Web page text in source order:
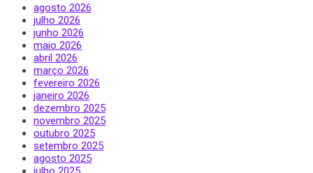
agosto 2026
julho 2026
junho 2026
maio 2026
abril 2026
março 2026
fevereiro 2026
janeiro 2026
dezembro 2025
novembro 2025
outubro 2025
setembro 2025
agosto 2025